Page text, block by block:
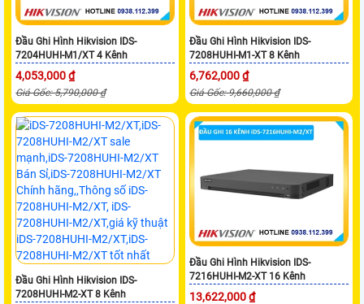
Đầu Ghi Hình Hikvision IDS-
7204HUHI-M1/XT 4 Kênh
4,053,000 ₫
Giá Gốc: 5,790,000 ₫
Đầu Ghi Hình Hikvision IDS-
7208HUHI-M1-XT 8 Kênh
6,762,000 ₫
Giá Gốc: 9,660,000 ₫
Đầu Ghi Hình Hikvision IDS-
7208HUHI-M2-XT 8 Kênh
Đầu Ghi Hình Hikvision IDS-
7216HUHI-M2-XT 16 Kênh
13,622,000 ₫